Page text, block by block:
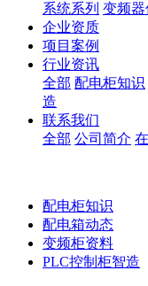
系统系列 变频器
企业资质
项目案例
行业资讯
全部 配电柜知识
造
联系我们
全部 公司简介
配电柜知识
配电箱动态
变频柜资料
PLC控制柜智造